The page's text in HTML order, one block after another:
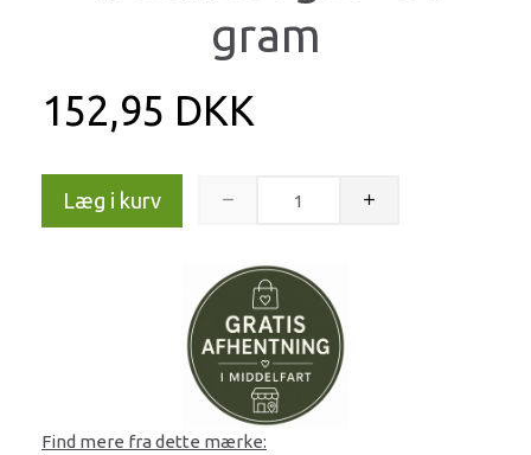
gram
152,95 DKK
Læg i kurv
Find mere fra dette mærke: